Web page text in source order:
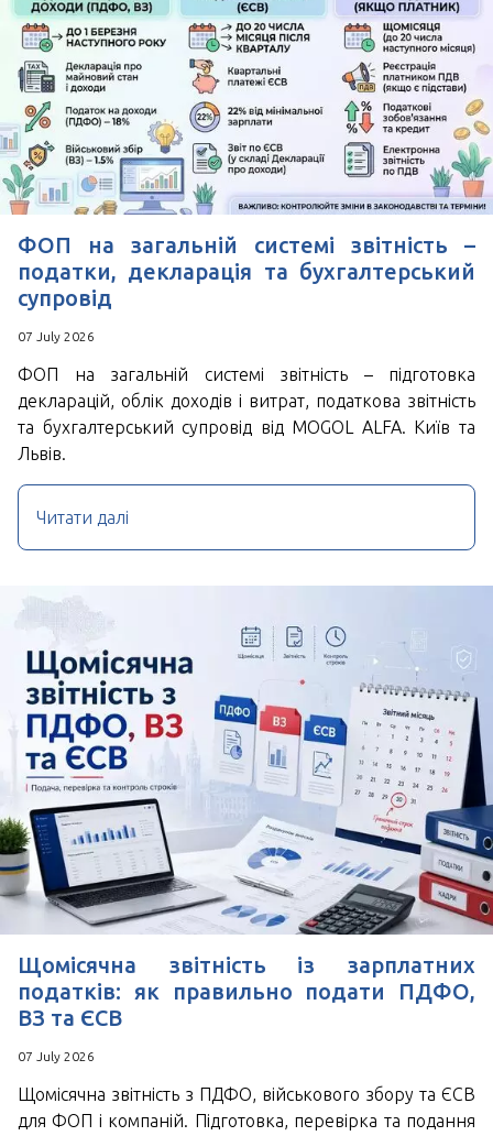
ФОП на загальній системі звітність –
податки, декларація та бухгалтерський
супровід
07 July 2026
ФОП на загальній системі звітність – підготовка
декларацій, облік доходів і витрат, податкова звітність
та бухгалтерський супровід від MOGOL ALFA. Київ та
Львів.
Читати далі
Щомісячна звітність із зарплатних
податків: як правильно подати ПДФО,
ВЗ та ЄСВ
07 July 2026
Щомісячна звітність з ПДФО, військового збору та ЄСВ
для ФОП і компаній. Підготовка, перевірка та подання